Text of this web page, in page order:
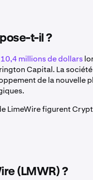
t-il ?
10,4 millions de dollars
Capital. La
de la nouvelle
LimeWire figurent
(LMWR) ?